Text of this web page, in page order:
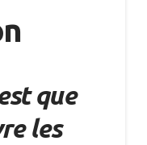
que
les